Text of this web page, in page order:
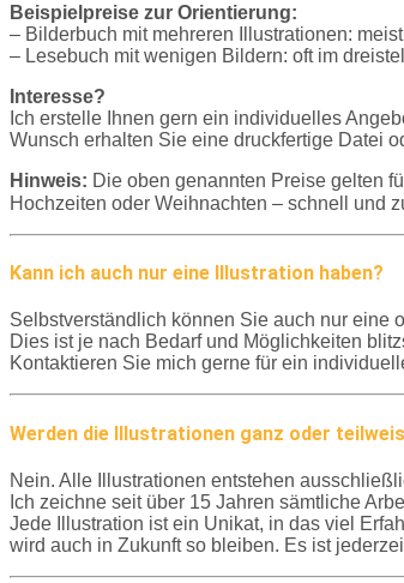
Beispielpreise zur Orientierung:
– Bilderbuch mit mehreren Illustrationen:
– Lesebuch mit wenigen Bildern: oft im
Interesse?
Ich erstelle Ihnen gern ein individuelles
Wunsch erhalten Sie eine druckfertige Datei
Hinweis: Die oben genannten Preise gelten
Hochzeiten oder Weihnachten – schnell und
Kann ich auch nur eine Illustration haben?
Selbstverständlich können Sie auch nur eine
Dies ist je nach Bedarf und Möglichkeiten
Kontaktieren Sie mich gerne für ein
Werden die Illustrationen ganz oder
Nein. Alle Illustrationen entstehen
Ich zeichne seit über 15 Jahren sämtliche
Jede Illustration ist ein Unikat, in das viel
wird auch in Zukunft so bleiben. Es ist